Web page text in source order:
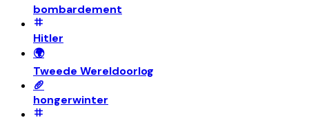
bombardement
Hitler
🌍
Tweede Wereldoorlog
🥖
hongerwinter